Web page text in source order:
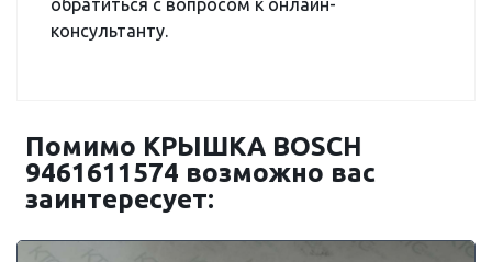
обратиться с вопросом к онлайн-
консультанту.
Помимо КРЫШКА BOSCH
9461611574 возможно вас
заинтересует: